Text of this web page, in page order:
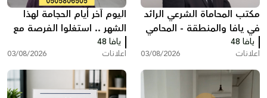
مكتب المحاماة الشرعي الرائد
في يافا والمنطقة - المحامي
عبد الفتاح محمد زبدة
يافا 48
اعلانات 03/08/2026
اليوم آخر أيام الحجامة لهذا
الشهر .. استغلوا الفرصة مع
مركز سريس
يافا 48
اعلانات 03/08/2026